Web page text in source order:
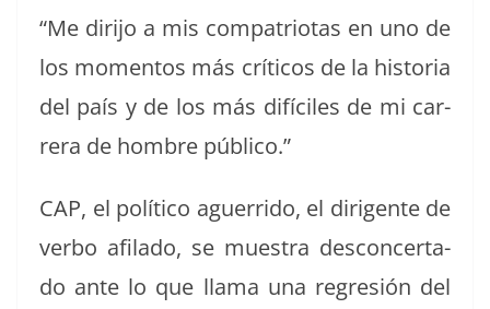
“Me diri­jo a mis com­pa­tri­o­tas en uno de
los momen­tos más críti­cos de la his­to­ria
del país y de los más difí­ciles de mi car­
rera de hom­bre público.”
CAP, el políti­co aguer­ri­do, el diri­gente de
ver­bo afi­la­do, se mues­tra descon­cer­ta­
do ante lo que lla­ma una regre­sión del